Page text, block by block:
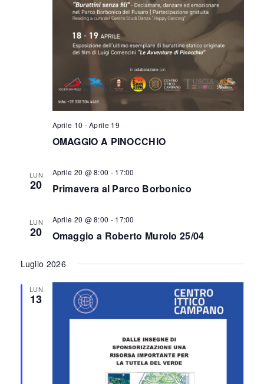
Aprile 10 -Aprile 19
OMAGGIO A PINOCCHIO
LUN
20
Aprile 20 @ 8:00 - 17:00
Primavera al Parco Borbonico
LUN
20
Aprile 20 @ 8:00 - 17:00
Omaggio a Roberto Murolo 25/04
Luglio 2026
LUN
13